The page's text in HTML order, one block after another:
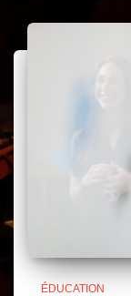
ÉDUCATION